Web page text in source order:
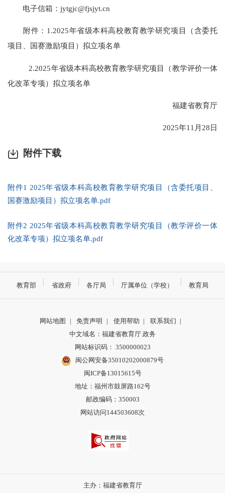
电子信箱：jytgjc@fjsjyt.cn
附件：1.2025年省级本科高校教育教学研究项目（含委托
项目、国赛激励项目）拟立项名单
2.2025年省级本科高校教育教学研究项目（教学评价一体
化改革专项）拟立项名单
福建省教育厅
2025年11月28日
附件下载
附件1 2025年省级本科高校教育教学研究项目（含委托项目、
国赛激励项目）拟立项名单.pdf
附件2 2025年省级本科高校教育教学研究项目（教学评价一体
化改革专项）拟立项名单.pdf
教育部 省政府 各厅局 厅属单位（学校） 教育局
网站地图 | 免责声明 | 使用帮助 | 联系我们 |
中文域名：福建省教育厅.政务
网站标识码： 3500000023
闽公网安备35010202000879号
闽ICP备13015615号
地址：福州市鼓屏路162号
邮政编码：350003
网站访问144503608次
主办：福建省教育厅